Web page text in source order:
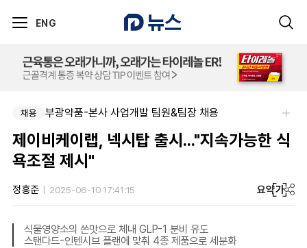
ENG
채용 부광약품-본사 사업개발 팀원&팀장 채용
제이비케이랩, 넥시탑 출시..."지속가능한 식
욕조절 제시"
정흥준 2025-06-10 17:41:15 요약가
식물영양소의 쓴맛으로 체내 GLP-1 분비 유도
스탠다드-인텐시브 플랜에 맞춰 4종 제품으로 세분화